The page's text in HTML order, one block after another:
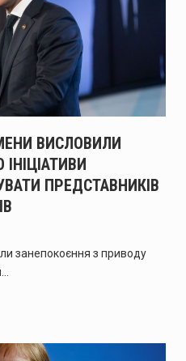
ВИСЛОВИЛИ
ПРЕДСТАВНИКІВ
занепокоєння з приводу